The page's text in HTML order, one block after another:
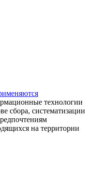
технологии
сбора, систематизации
на территории